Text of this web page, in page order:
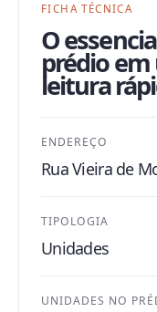
FICHA TÉCNICA
O
prédio
leitura
ENDEREÇO
Rua Vieira de
TIPOLOGIA
Unidades
UNIDADES NO